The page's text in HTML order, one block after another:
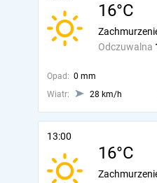
16°C
Odczuwalna
Opad: 0 mm
Wiatr:
28 km/h
13:00
16°C